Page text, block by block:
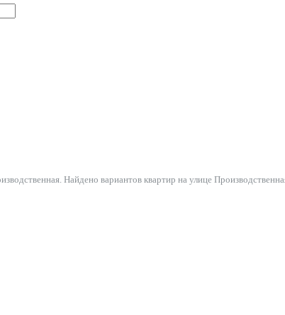
Найдено вариантов квартир на улице